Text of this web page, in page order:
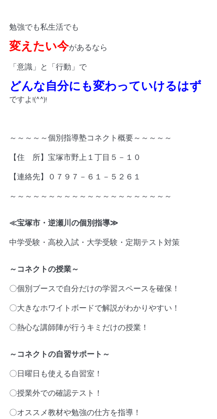
勉強でも私生活でも
変えたい今があるなら
「意識」と「行動」で
どんな自分にも変わっていけるはず
ですよ!(^^)!
～～～～～個別指導塾コネクト概要～～～～～
【住 所】宝塚市野上１丁目５－１０
【連絡先】０７９７－６１－５２６１
～～～～～～～～～～～～～～～～～～～～～
≪宝塚市・逆瀬川の個別指導≫
中学受験・高校入試・大学受験・定期テスト対策
～コネクトの授業～
〇個別ブースで自分だけの学習スペースを確保！
〇大きなホワイトボードで解説がわかりやすい！
〇熱心な講師陣が行うキミだけの授業！
～コネクトの自習サポート～
〇日曜日も使える自習室！
〇授業外での確認テスト！
〇オススメ教材や勉強の仕方を指導！